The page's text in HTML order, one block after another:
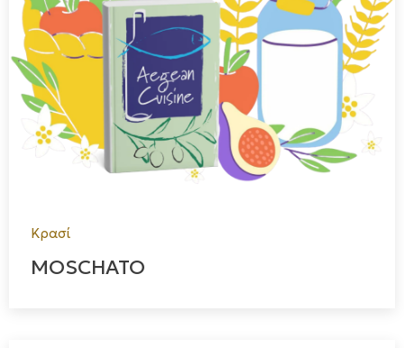
Κρασί
MOSCHATO